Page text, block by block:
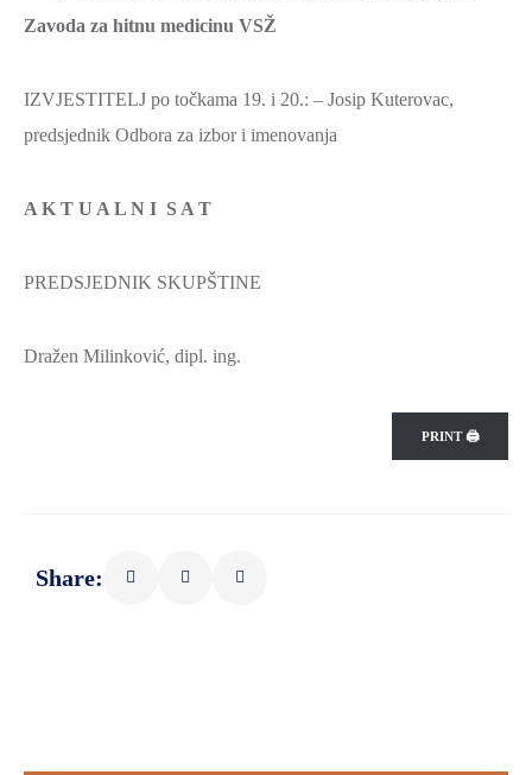
Zavoda za hitnu medicinu VSŽ
IZVJESTITELJ po točkama 19. i 20.: – Josip Kuterovac,
predsjednik Odbora za izbor i imenovanja
A K T U A L N I S A T
PREDSJEDNIK SKUPŠTINE
Dražen Milinković, dipl. ing.
PRINT 🖨
Share: